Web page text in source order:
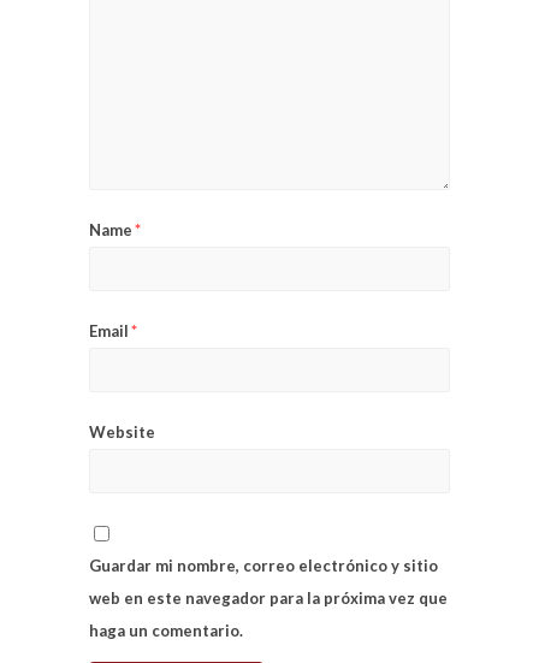
Name*
Email*
Website
Guardar mi nombre, correo electrónico y sitio
web en este navegador para la próxima vez que
haga un comentario.